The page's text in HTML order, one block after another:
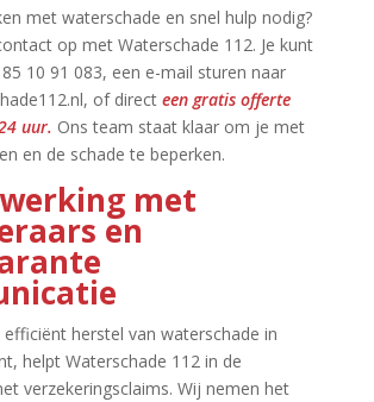
met waterschade en snel hulp nodig?
op met Waterschade 112.​ Je kunt
10 91 083, een e-mail sturen naar
of direct een gratis offerte
uur.​ Ons team staat klaar om je met
en de schade te beperken.​
met
en
herstel van waterschade in
helpt Waterschade 112 in de
verzekeringsclaims.​ Wij nemen het